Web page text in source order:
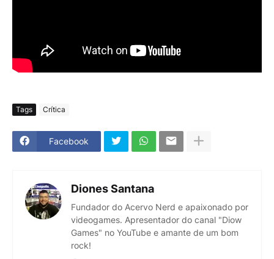
Tags Crítica
Facebook
Diones Santana
Fundador do Acervo Nerd e apaixonado por
videogames. Apresentador do canal "Diow
Games" no YouTube e amante de um bom
rock!